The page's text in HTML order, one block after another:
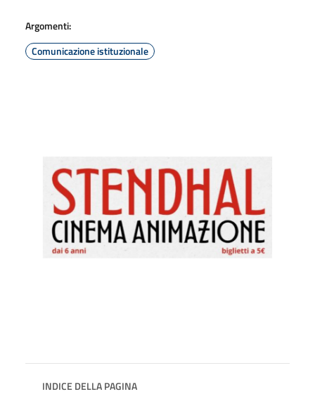
Argomenti:
Comunicazione istituzionale
INDICE DELLA PAGINA